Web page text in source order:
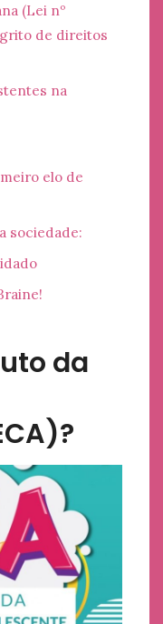
(Lei nº
de direitos
na
elo de
sociedade:
da